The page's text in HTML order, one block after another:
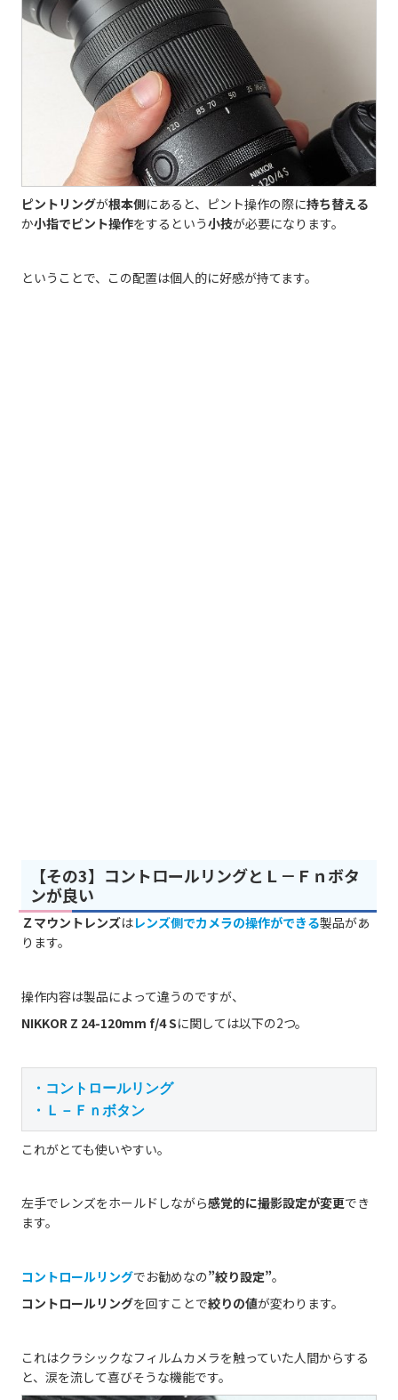
ピントリングが根本側にあると、ピント操作の際に持ち替える
か小指でピント操作をするという小技が必要になります。
ということで、この配置は個人的に好感が持てます。
【その3】コントロールリングとＬ－Ｆｎボタ
ンが良い
Ｚマウントレンズはレンズ側でカメラの操作ができる製品があ
ります。
操作内容は製品によって違うのですが、
NIKKOR Z 24-120mm f/4 Sに関しては以下の2つ。
・コントロールリング
・Ｌ－Ｆｎボタン
これがとても使いやすい。
左手でレンズをホールドしながら感覚的に撮影設定が変更でき
ます。
コントロールリングでお勧めなの”絞り設定”。
コントロールリングを回すことで絞りの値が変わります。
これはクラシックなフィルムカメラを触っていた人間からする
と、涙を流して喜びそうな機能です。